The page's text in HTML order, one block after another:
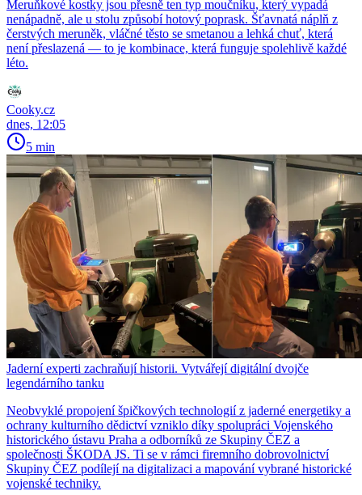
Meruňkové kostky jsou přesně ten typ moučníku, který vypadá
nenápadně, ale u stolu způsobí hotový poprask. Šťavnatá náplň z
čerstvých meruněk, vláčné těsto se smetanou a lehká chuť, která
není přeslazená — to je kombinace, která funguje spolehlivě každé
léto.
Cooky.cz
dnes, 12:05
5 min
Jaderní experti zachraňují historii. Vytvářejí digitální dvojče
legendárního tanku
Neobvyklé propojení špičkových technologií z jaderné energetiky a
ochrany kulturního dědictví vzniklo díky spolupráci Vojenského
historického ústavu Praha a odborníků ze Skupiny ČEZ a
společnosti ŠKODA JS. Ti se v rámci firemního dobrovolnictví
Skupiny ČEZ podílejí na digitalizaci a mapování vybrané historické
vojenské techniky.